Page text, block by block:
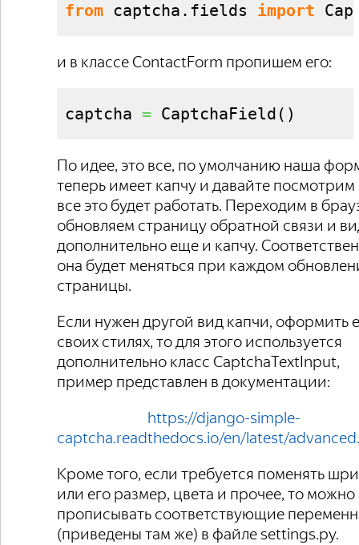
from captcha. fields import
и в классе ContactForm пропишем его:
captcha = CaptchaField ( )
По идее, это все, по умолчанию наша
теперь имеет капчу и давайте посмотрим
все это будет работать. Переходим в
обновляем страницу обратной связи и
дополнительно еще и капчу.
она будет меняться при каждом
страницы.
Если нужен другой вид капчи, оформить
своих стилях, то для этого используется
дополнительно класс CaptchaTextInput,
пример представлен в документации:
https://django-simple-
captcha.readthedocs.io/en/latest/
Кроме того, если требуется поменять
или его размер, цвета и прочее, то можно
прописывать соответствующие
(приведены там же) в файле settings.py.